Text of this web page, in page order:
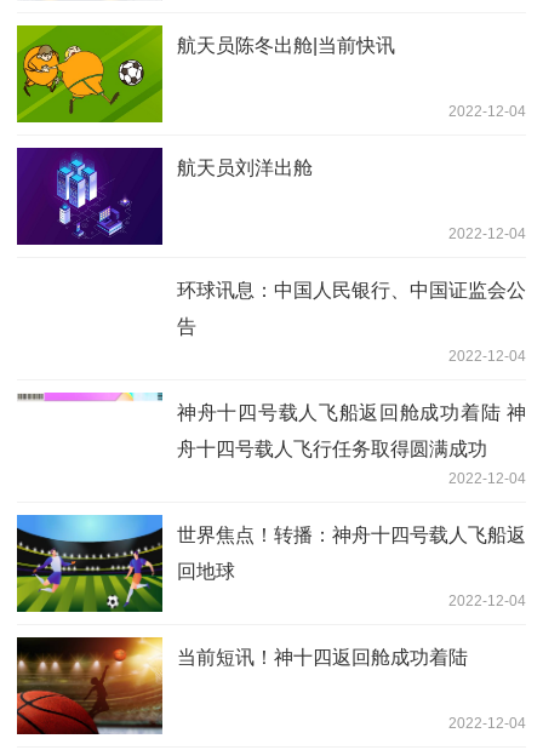
航天员陈冬出舱|当前快讯
2022-12-04
航天员刘洋出舱
2022-12-04
环球讯息：中国人民银行、中国证监会公
告
2022-12-04
神舟十四号载人飞船返回舱成功着陆 神
舟十四号载人飞行任务取得圆满成功
2022-12-04
世界焦点！转播：神舟十四号载人飞船返
回地球
2022-12-04
当前短讯！神十四返回舱成功着陆
2022-12-04